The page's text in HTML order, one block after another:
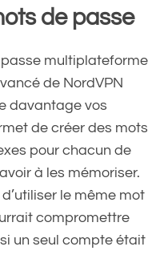
de passe
multiplateforme
de NordVPN
davantage vos
de créer des mots
pour chacun de
à les mémoriser.
le même mot
compromettre
un seul compte était